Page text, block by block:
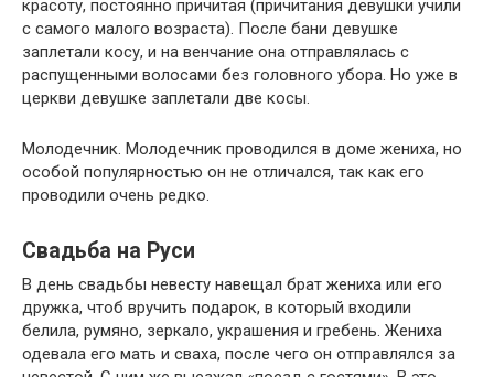
красоту, постоянно причитая (причитания девушки учили
с самого малого возраста). После бани девушке
заплетали косу, и на венчание она отправлялась с
распущенными волосами без головного убора. Но уже в
церкви девушке заплетали две косы.
Молодечник. Молодечник проводился в доме жениха, но
особой популярностью он не отличался, так как его
проводили очень редко.
Свадьба на Руси
В день свадьбы невесту навещал брат жениха или его
дружка, чтоб вручить подарок, в который входили
белила, румяно, зеркало, украшения и гребень. Жениха
одевала его мать и сваха, после чего он отправлялся за